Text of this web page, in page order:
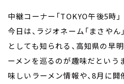
中継コーナー「TOKYO午後5時」
今日は、ラジオネーム「まさやん
としても知られる、高知県の早
ーメンを巡るのが趣味だという
味しいラーメン情報や、8月に